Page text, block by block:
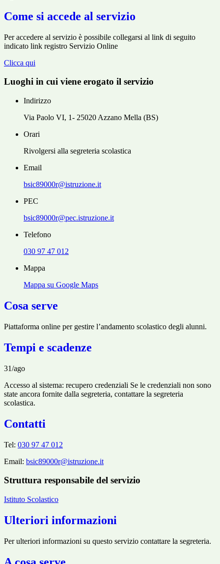
Come si accede al servizio
Per accedere al servizio è possibile collegarsi al link di seguito
indicato link registro Servizio Online
Clicca qui
Luoghi in cui viene erogato il servizio
Indirizzo
Via Paolo VI, 1- 25020 Azzano Mella (BS)
Orari
Rivolgersi alla segreteria scolastica
Email
bsic89000r@istruzione.it
PEC
bsic89000r@pec.istruzione.it
Telefono
030 97 47 012
Mappa
Mappa su Google Maps
Cosa serve
Piattaforma online per gestire l’andamento scolastico degli alunni.
Tempi e scadenze
31/ago
Accesso al sistema: recupero credenziali Se le credenziali non sono
state ancora fornite dalla segreteria, contattare la segreteria
scolastica.
Contatti
Tel: 030 97 47 012
Email: bsic89000r@istruzione.it
Struttura responsabile del servizio
Istituto Scolastico
Ulteriori informazioni
Per ulteriori informazioni su questo servizio contattare la segreteria.